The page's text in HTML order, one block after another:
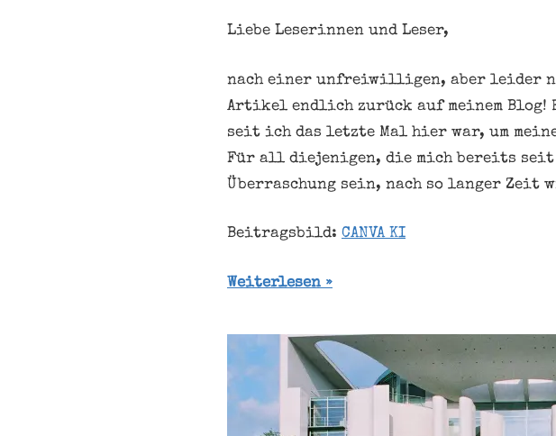
Liebe Leserinnen und Leser,
nach einer unfreiwilligen, aber leider
Artikel endlich zurück auf meinem
seit ich das letzte Mal hier war, um
Für all diejenigen, die mich bereits
Überraschung sein, nach so langer Zeit
Beitragsbild: CANVA KI
Weiterlesen